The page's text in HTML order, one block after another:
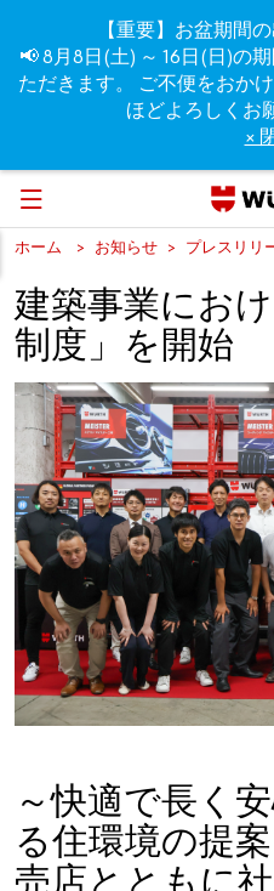
ホーム お知らせ プレスリリ
建築事業にお
制度」を開始
～快適で長く
る住環境の提
売店とともに
【重要】お盆期間
📢 8月8日(土) ～ 16日(日)の
ただきます。 ご不便をおか
ほどよろしくお
×